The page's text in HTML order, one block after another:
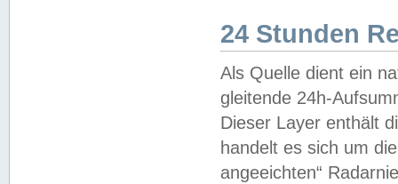
24 Stunden
Als Quelle dient ein
gleitende 24h-
Dieser Layer enthält
handelt es sich um
angeeichten“